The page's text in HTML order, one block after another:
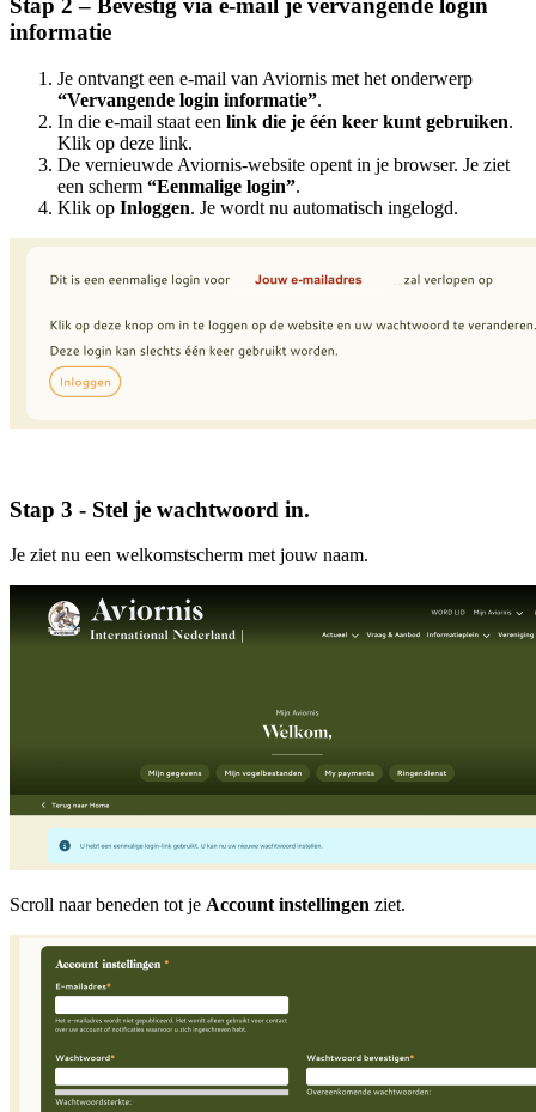
Stap 2 – Bevestig via e-mail je vervangende login
informatie
Je ontvangt een e-mail van Aviornis met het onderwerp
“Vervangende login informatie”.
In die e-mail staat een link die je één keer kunt gebruiken.
Klik op deze link.
De vernieuwde Aviornis-website opent in je browser. Je ziet
een scherm “Eenmalige login”.
Klik op Inloggen. Je wordt nu automatisch ingelogd.
Stap 3 - Stel je wachtwoord in.
Je ziet nu een welkomstscherm met jouw naam.
Scroll naar beneden tot je Account instellingen ziet.